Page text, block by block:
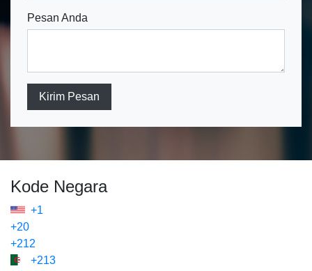
Pesan Anda
Kirim Pesan
Kode Negara
+1
+20
+212
+213